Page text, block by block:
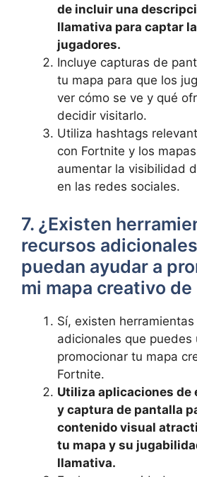
de incluir una
llamativa para captar
jugadores.
Incluye capturas de
tu mapa para que los
ver cómo se ve y qué
decidir visitarlo.
Utiliza hashtags
con Fortnite y los
aumentar la visibilidad
en las redes sociales.
7. ¿Existen
recursos
puedan ayudar a
mi mapa creativo
Sí, existen
adicionales que puedes
promocionar tu mapa
Fortnite.
Utiliza aplicaciones de
y captura de pantalla
contenido visual
tu mapa y su
llamativa.